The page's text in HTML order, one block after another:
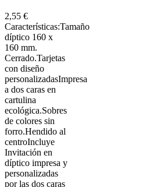
2,55 €
Características:Tamaño
díptico 160 x
160 mm.
Cerrado.Tarjetas
con diseño
personalizadasImpresa
a dos caras en
cartulina
ecológica.Sobres
de colores sin
forro.Hendido al
centroIncluye
Invitación en
díptico impresa y
personalizadas
por las dos caras